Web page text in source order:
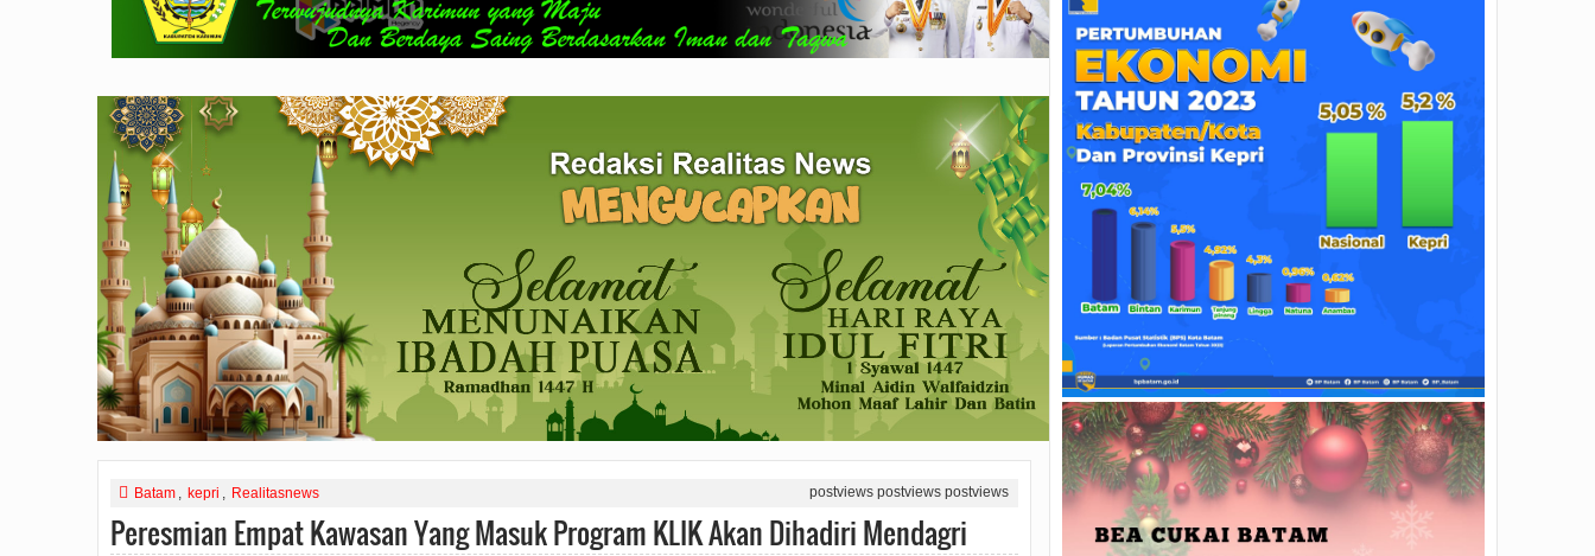
Batam , kepri , Realitasnews postviewspostviewspostviews
Peresmian Empat Kawasan Yang Masuk Program KLIK Akan Dihadiri Mendagri